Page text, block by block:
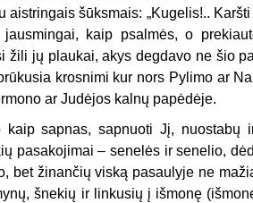
šūksmais: „Ku­gelis!..
kaip psalmės, o
žili jų plaukai, akys degdavo ne šio
krosnimi kur nors Pylimo ar
ar Judėjos kalnų papėdėje.
sapnas, sapnuoti Jį, nuostabų
pasakojimai – senelės ir sene­lio,
bet žinančių viską pasaulyje ne
šnekių ir linkusių į išmonę